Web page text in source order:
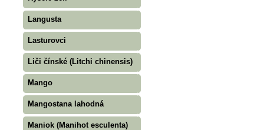
Langusta
Lasturovci
Liči čínské (Litchi chinensis)
Mango
Mangostana lahodná
Maniok (Manihot esculenta)